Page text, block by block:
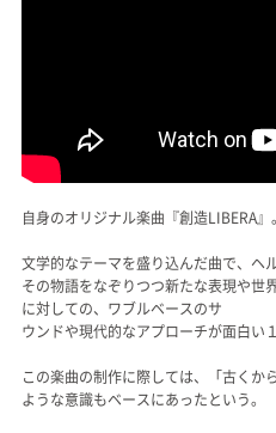
自身のオリジナル楽曲『創造LIBERA』。
文学的なテーマを盛り込んだ曲で、ヘ
その物語をなぞりつつ新たな表現や世
に対しての、ワブルベースのサ
ウンドや現代的なアプローチが面白い１
この楽曲の制作に際しては、「古くか
ような意識もベースにあったという。